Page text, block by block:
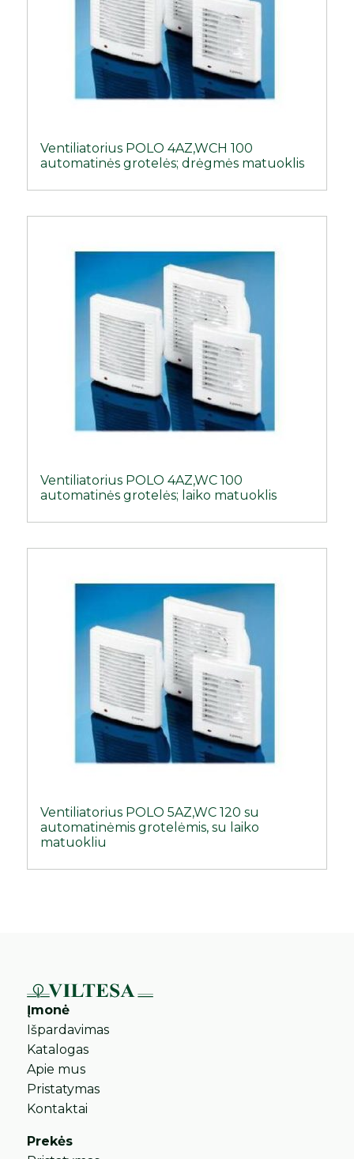
Ventiliatorius POLO 4AZ,WCH 100
automatinės grotelės; drėgmės matuoklis
Ventiliatorius POLO 4AZ,WC 100
automatinės grotelės; laiko matuoklis
Ventiliatorius POLO 5AZ,WC 120 su
automatinėmis grotelėmis, su laiko
matuokliu
Įmonė
Išpardavimas
Katalogas
Apie mus
Pristatymas
Kontaktai
Prekės